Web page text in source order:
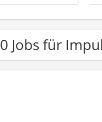
0 Jobs für